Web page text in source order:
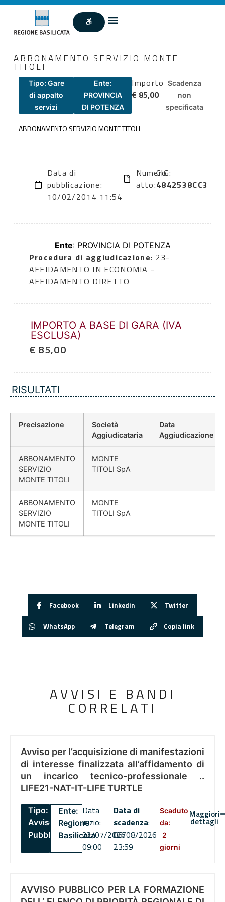
ABBONAMENTO SERVIZIO MONTE
TITOLI
Tipo: Gare
di appalto
servizi
Ente:
PROVINCIA
DI POTENZA
Importo
€ 85,00
Scadenza
non
specificata
ABBONAMENTO SERVIZIO MONTE TITOLI
Data di
pubblicazione:
10/02/2014 11:54
Numero
atto:
CIG:
4842538CC3
Ente: PROVINCIA DI POTENZA
Procedura di aggiudicazione: 23-
AFFIDAMENTO IN ECONOMIA -
AFFIDAMENTO DIRETTO
IMPORTO A BASE DI GARA (IVA
ESCLUSA)
€ 85,00
RISULTATI
Precisazione
Società
Aggiudicataria
Data
Aggiudicazione
ABBONAMENTO
SERVIZIO
MONTE TITOLI
MONTE
TITOLI SpA
ABBONAMENTO
SERVIZIO
MONTE TITOLI
MONTE
TITOLI SpA
Facebook Linkedin Twitter
WhatsApp Telegram Copia link
AVVISI E BANDI
CORRELATI
Avviso per l’acquisizione di manifestazioni
di interesse finalizzata all’affidamento di
un incarico tecnico-professionale ..
LIFE21-NAT-IT-LIFE TURTLE
Tipo:
Avviso
Pubblico
Ente:
Regione
Basilicata
Data
inizio:
22/07/2026
09:00
Data di
scadenza:
06/08/2026
23:59
Scaduto
da:
2
giorni
Maggiori
dettagli
AVVISO PUBBLICO PER LA FORMAZIONE